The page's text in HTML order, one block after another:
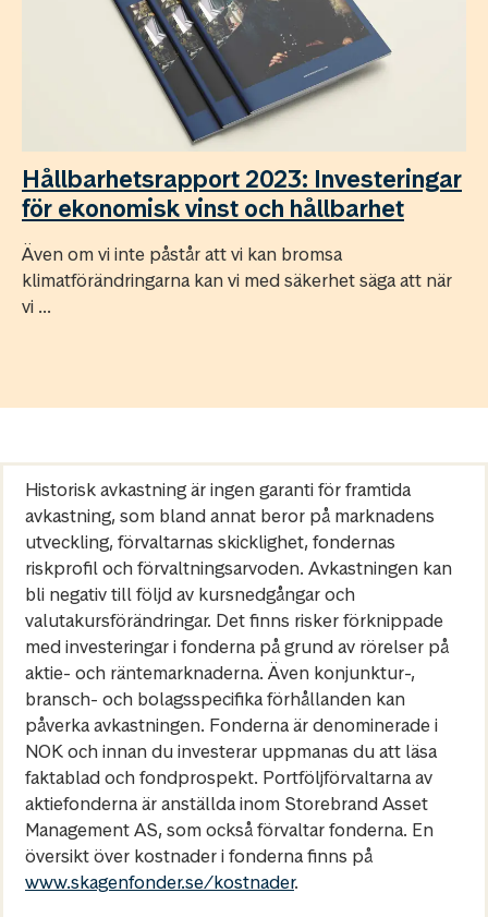
Hållbarhetsrapport 2023: Investeringar
för ekonomisk vinst och hållbarhet
Även om vi inte påstår att vi kan bromsa
klimatförändringarna kan vi med säkerhet säga att när
vi ...
Historisk avkastning är ingen garanti för framtida
avkastning, som bland annat beror på marknadens
utveckling, förvaltarnas skicklighet, fondernas
riskprofil och förvaltningsarvoden. Avkastningen kan
bli negativ till följd av kursnedgångar och
valutakursförändringar. Det finns risker förknippade
med investeringar i fonderna på grund av rörelser på
aktie- och räntemarknaderna. Även konjunktur-,
bransch- och bolagsspecifika förhållanden kan
påverka avkastningen. Fonderna är denominerade i
NOK och innan du investerar uppmanas du att läsa
faktablad och fondprospekt. Portföljförvaltarna av
aktiefonderna är anställda inom Storebrand Asset
Management AS, som också förvaltar fonderna. En
översikt över kostnader i fonderna finns på
www.skagenfonder.se/kostnader.